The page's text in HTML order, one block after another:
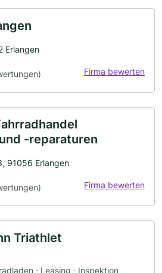
Erlangen
Firma bewerten
-reparaturen
91056 Erlangen
Firma bewerten
Triathlet
· Leasing · Inspektion